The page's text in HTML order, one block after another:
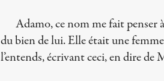
Adamo, ce nom me fait penser
du bien de lui. Elle était une femme
l’entends, écrivant ceci, en dire